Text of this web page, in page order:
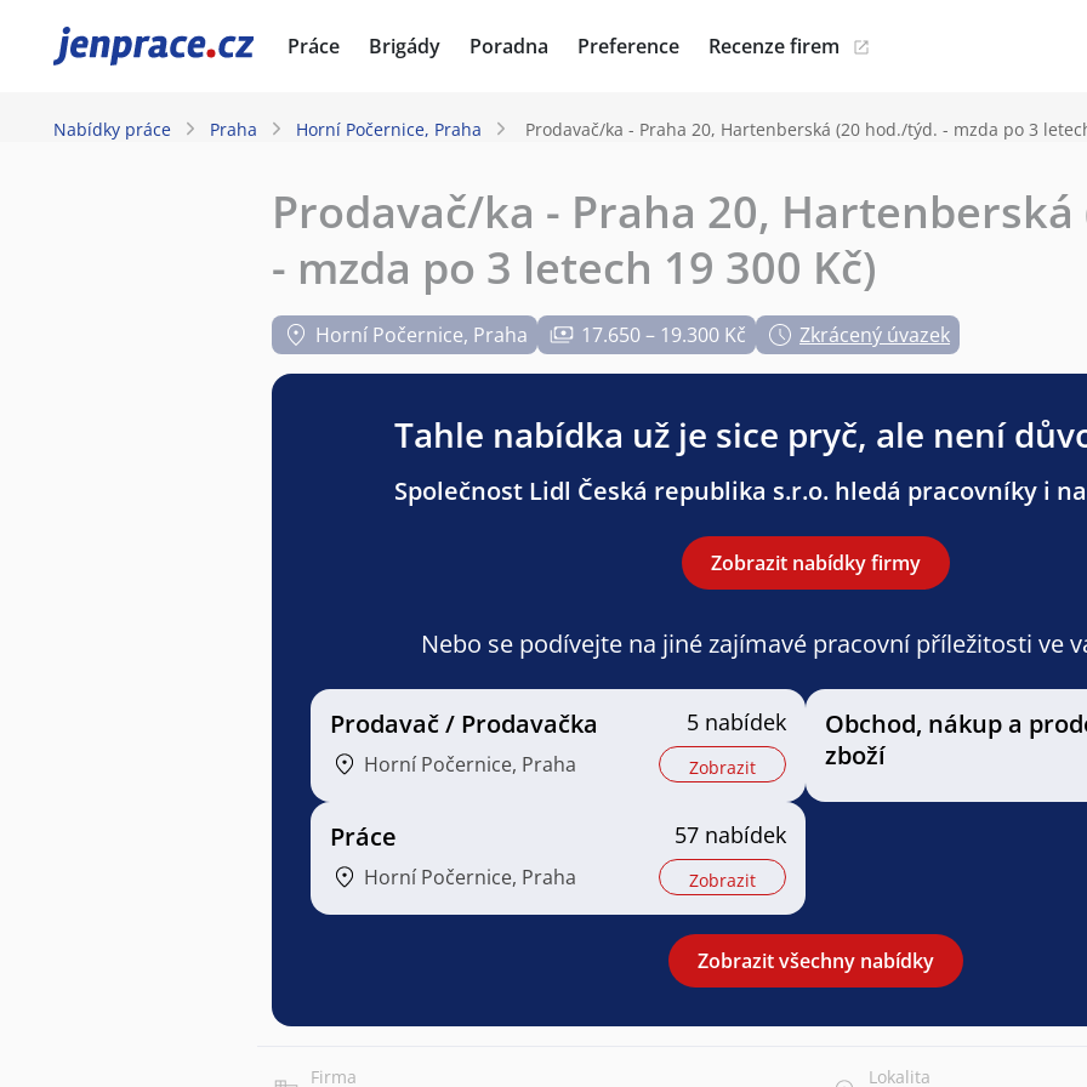
JenPráce.cz Práce Brigády Poradna Preference Recenze firem
Nabídky práce Praha Horní Počernice, Praha Prodavač/ka - Praha 20, Hartenberská (20 hod./týd. - mzda po 3
Prodavač/ka - Praha 20,
- mzda po 3 letech 19 300 Kč)
Horní Počernice, Praha 17.650 – 19.300 Kč Zkrácený úvazek
Tahle nabídka už je sice pryč, ale není
Společnost Lidl Česká republika s.r.o. hledá pracovníky i
Zobrazit nabídky firmy
Nebo se podívejte na jiné zajímavé pracovní příležitosti ve
Prodavač / Prodavačka
Horní Počernice, Praha
5 nabídek
Zobrazit
Obchod, nákup a
zboží
Práce
Horní Počernice, Praha
57 nabídek
Zobrazit
Zobrazit všechny nabídky
Firma Lokalita